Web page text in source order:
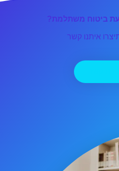
ביטוח משתלמת?
איתנו קשר